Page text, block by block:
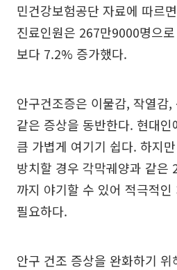
민건강보험공단 자료에 따르
진료인원은 267만9000명으
보다 7.2% 증가했다.
안구건조증은 이물감, 작열감
같은 증상을 동반한다. 현대
큼 가볍게 여기기 쉽다. 하지
방치할 경우 각막궤양과 같은
까지 야기할 수 있어 적극적
필요하다.
안구 건조 증상을 완화하기